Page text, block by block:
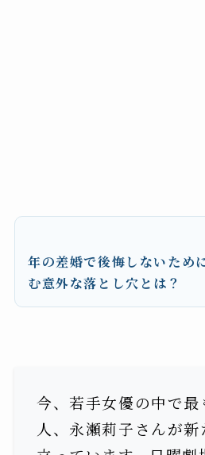
年の差婚で後悔しないため
む意外な落とし穴とは？
今、若手女優の中で
人、永瀬莉子さんが